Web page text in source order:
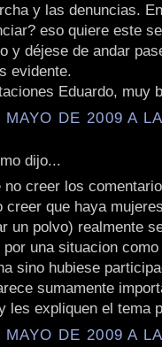
y las denuncias.
eso quiere este
y déjese de andar
evidente.
Eduardo, muy
MAYO DE 2009 A
dijo...
no creer los
creer que haya
un polvo) realmente
por una situacion
sino hubiese
sumamente
les expliquen el tema
MAYO DE 2009 A